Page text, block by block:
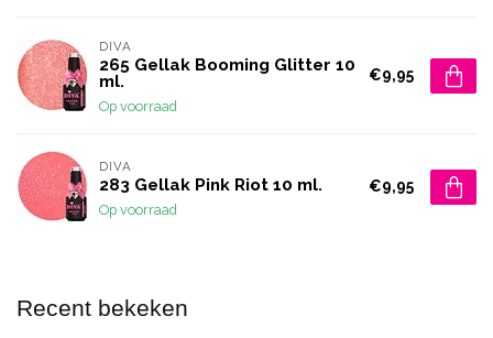
DIVA
265 Gellak Booming Glitter 10
ml.
Op voorraad
€9,95
DIVA
283 Gellak Pink Riot 10 ml.
Op voorraad
€9,95
Recent bekeken